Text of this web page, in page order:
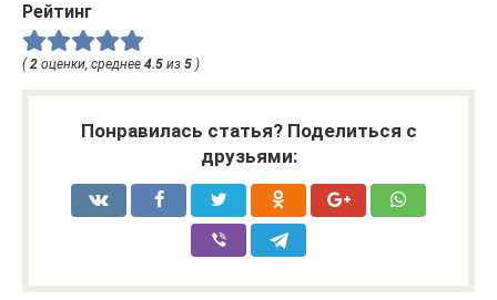
Рейтинг
(2 оценки, среднее 4.5 из 5 )
Понравилась статья? Поделиться с
друзьями: